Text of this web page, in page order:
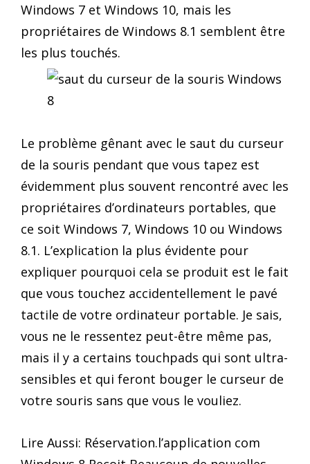
Windows 7 et Windows 10, mais les
propriétaires de Windows 8.1 semblent être
les plus touchés.
Le problème gênant avec le saut du curseur
de la souris pendant que vous tapez est
évidemment plus souvent rencontré avec les
propriétaires d’ordinateurs portables, que
ce soit Windows 7, Windows 10 ou Windows
8.1. L’explication la plus évidente pour
expliquer pourquoi cela se produit est le fait
que vous touchez accidentellement le pavé
tactile de votre ordinateur portable. Je sais,
vous ne le ressentez peut-être même pas,
mais il y a certains touchpads qui sont ultra-
sensibles et qui feront bouger le curseur de
votre souris sans que vous le vouliez.
Lire Aussi: Réservation.l’application com